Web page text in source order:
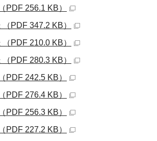
256.1 KB）
PDF 347.2 KB）
PDF 210.0 KB）
PDF 280.3 KB）
242.5 KB）
276.4 KB）
256.3 KB）
227.2 KB）